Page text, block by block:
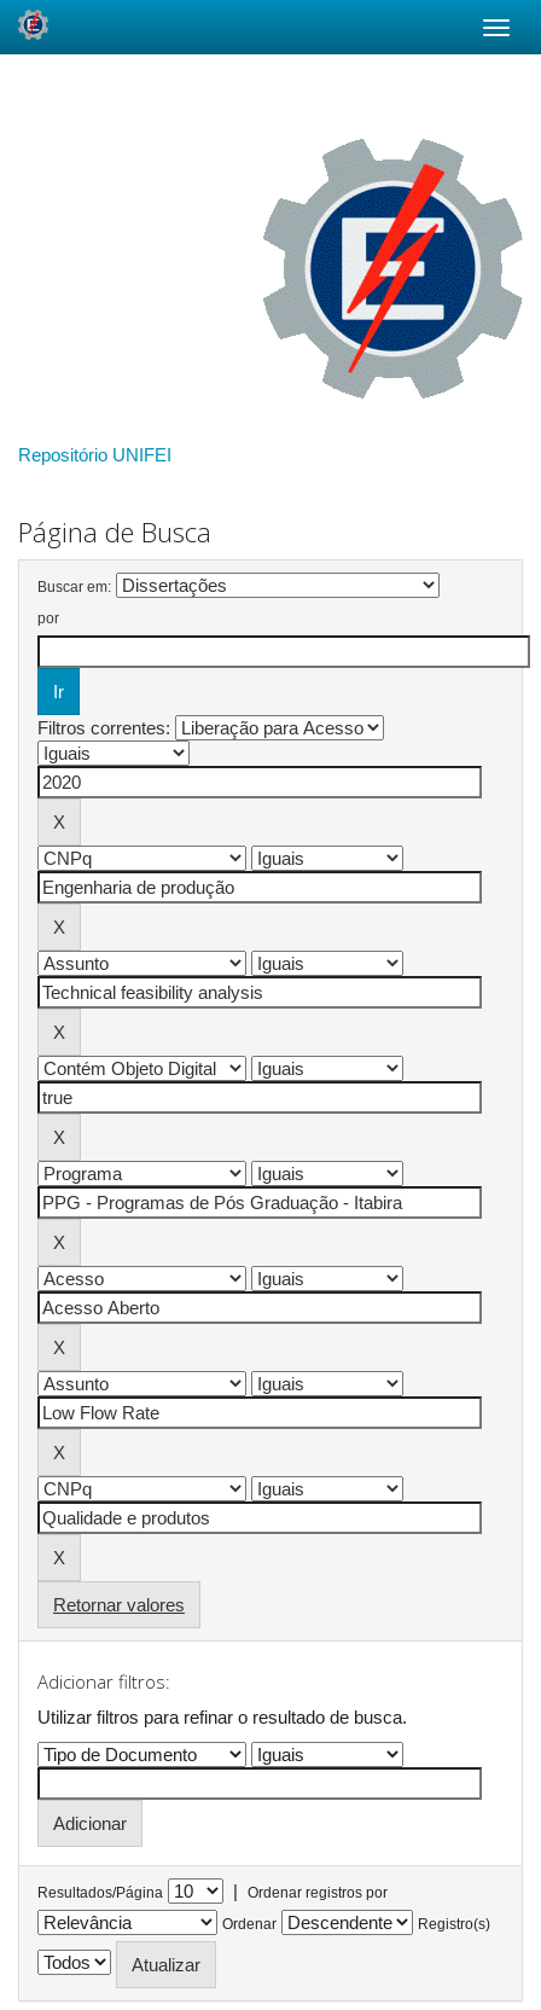
Repositório UNIFEI
Página de Busca
Buscar em:
por
Filtros correntes:
Retornar valores
Adicionar filtros:
Utilizar filtros para refinar o resultado de busca.
Resultados/Página |
Ordenar registros por
Ordenar
Registro(s)